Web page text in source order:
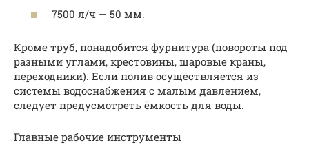
7500 л/ч — 50 мм.
Кроме труб, понадобится фурнитура (повороты под
разными углами, крестовины, шаровые краны,
переходники). Если полив осуществляется из
системы водоснабжения с малым давлением,
следует предусмотреть ёмкость для воды.
Главные рабочие инструменты